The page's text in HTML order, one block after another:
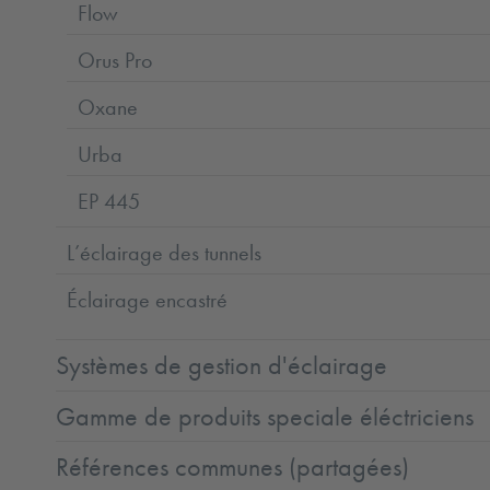
Flow
Orus Pro
Oxane
Urba
EP 445
L’éclairage des tunnels
Éclairage encastré
Systèmes de gestion d'éclairage
Gamme de produits speciale éléctriciens
Références communes (partagées)